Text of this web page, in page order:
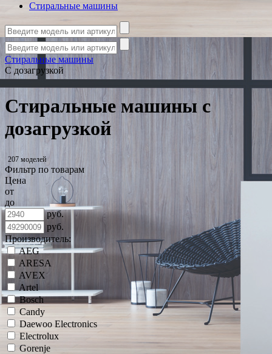
Стиральные машины
Стиральные машины
С дозагрузкой
Стиральные машины с
дозагрузкой
207 моделей
Фильтр по товарам
Цена
от
до
руб.
руб.
Производитель:
AEG
ARESA
AVEX
Artel
Bosch
Candy
Daewoo Electronics
Electrolux
Gorenje